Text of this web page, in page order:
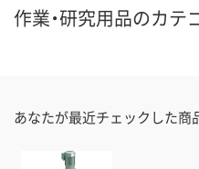
作業・研究用品のカテ
あなたが最近チェックした商